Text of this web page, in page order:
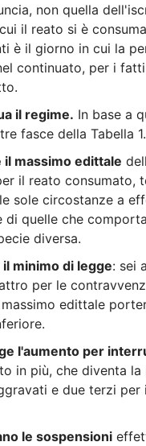
non quella
il reato si è
è il giorno in cui la
continuato, per i
il regime. In base a
fasce della Tabella 1.
il massimo edittale
il reato consumato,
sole circostanze a
di quelle che
diversa.
il minimo di legge: sei
per le
edittale
l'aumento per
in più, che diventa la
e due terzi per
le sospensioni